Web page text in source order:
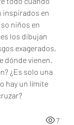
inspirados en
niños en
los dibujan
exagerados,
dónde vienen.
¿Es solo una
hay un límite
7